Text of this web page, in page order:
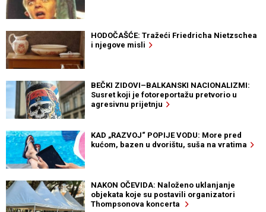
HODOČAŠĆE: Tražeći Friedricha Nietzschea
i njegove misli
BEČKI ZIDOVI–BALKANSKI NACIONALIZMI:
Susret koji je fotoreportažu pretvorio u
agresivnu prijetnju
KAD „RAZVOJ“ POPIJE VODU: More pred
kućom, bazen u dvorištu, suša na vratima
NAKON OČEVIDA: Naloženo uklanjanje
objekata koje su postavili organizatori
Thompsonova koncerta